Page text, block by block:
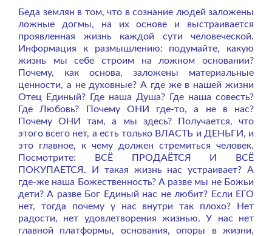
Беда землян в том, что в сознание людей заложены
ложные догмы, на их основе и выстраивается
проявленная жизнь каждой сути человеческой.
Информация к размышлению: подумайте, какую
жизнь мы себе строим на ложном основании?
Почему, как основа, заложены материальные
ценности, а не духовные? А где же в нашей жизни
Отец Единый? Где наша Душа? Где наша совесть?
Где Любовь? Почему ОНИ где-то, а не в нас?
Почему ОНИ там, а мы здесь?
Получается, что
этого всего нет, а есть только ВЛАСТЬ и ДЕНЬГИ, и
это главное, к чему должен стремиться человек.
Посмотрите: ВСЁ ПРОДАЁТСЯ И ВСЁ
ПОКУПАЕТСЯ.
И такая жизнь нас устраивает? А
где-же наша Божественность? А разве мы не Божьи
дети? А разве Бог Единый нас не любит? Если ЕГО
нет, тогда почему у нас внутри так плохо? Нет
радости, нет удовлетворения жизнью. У нас нет
главной платформы, основания, опоры в жизни,